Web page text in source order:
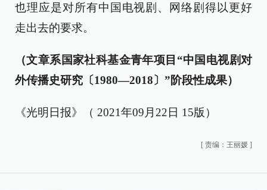
也理应是对所有中国电视剧、网络剧得以更好
走出去的要求。
（文章系国家社科基金青年项目“中国电视剧对
外传播史研究〔1980—2018〕”阶段性成果）
《光明日报》（ 2021年09月22日 15版）
[ 责编：王丽媛 ]